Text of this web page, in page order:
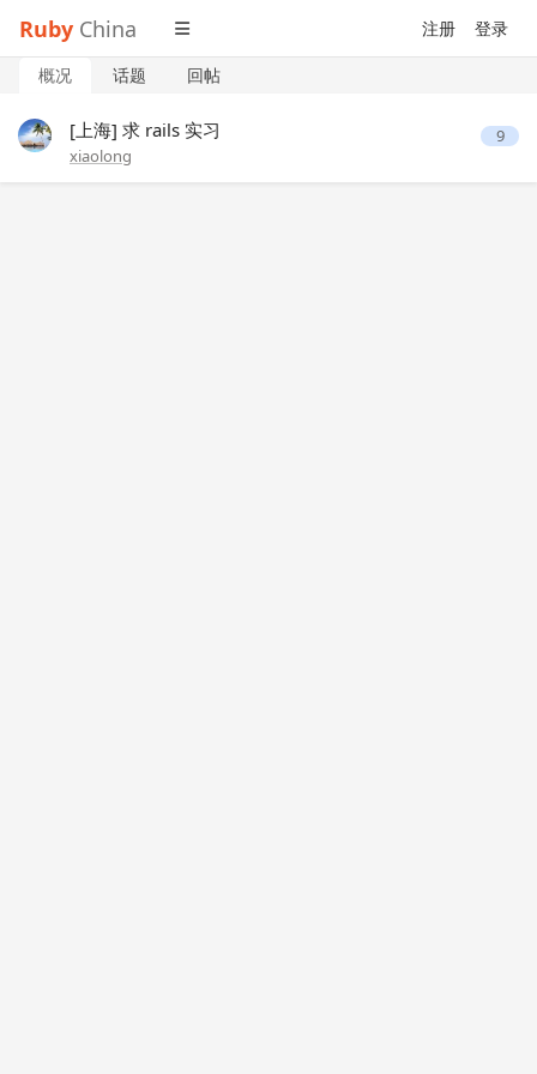
Ruby China 注册 登录
概况 话题 回帖
[上海] 求 rails 实习
xiaolong
9